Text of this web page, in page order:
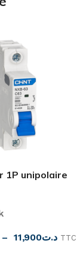
1P unipolaire
– د.ت11,900
TTC